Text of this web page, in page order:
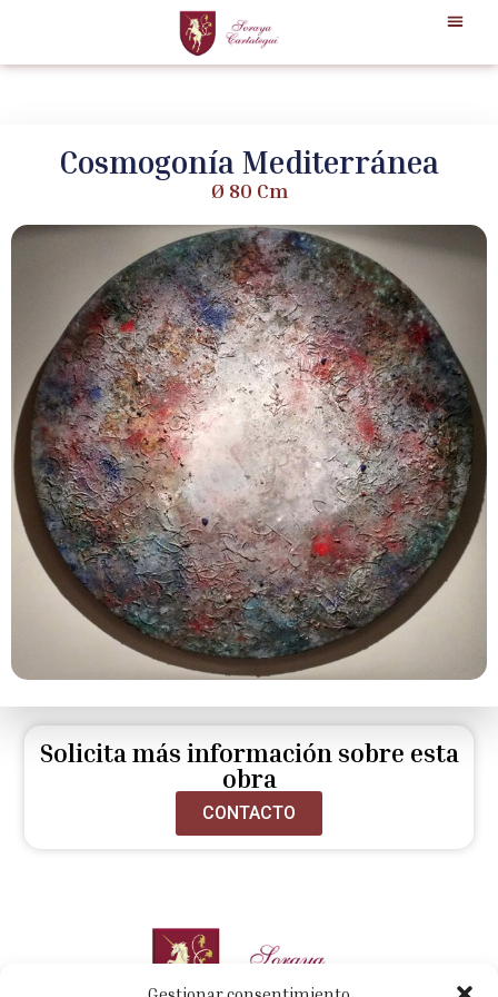
Cosmogonía Mediterránea
Ø 80 Cm
Solicita más información sobre esta
obra
CONTACTO